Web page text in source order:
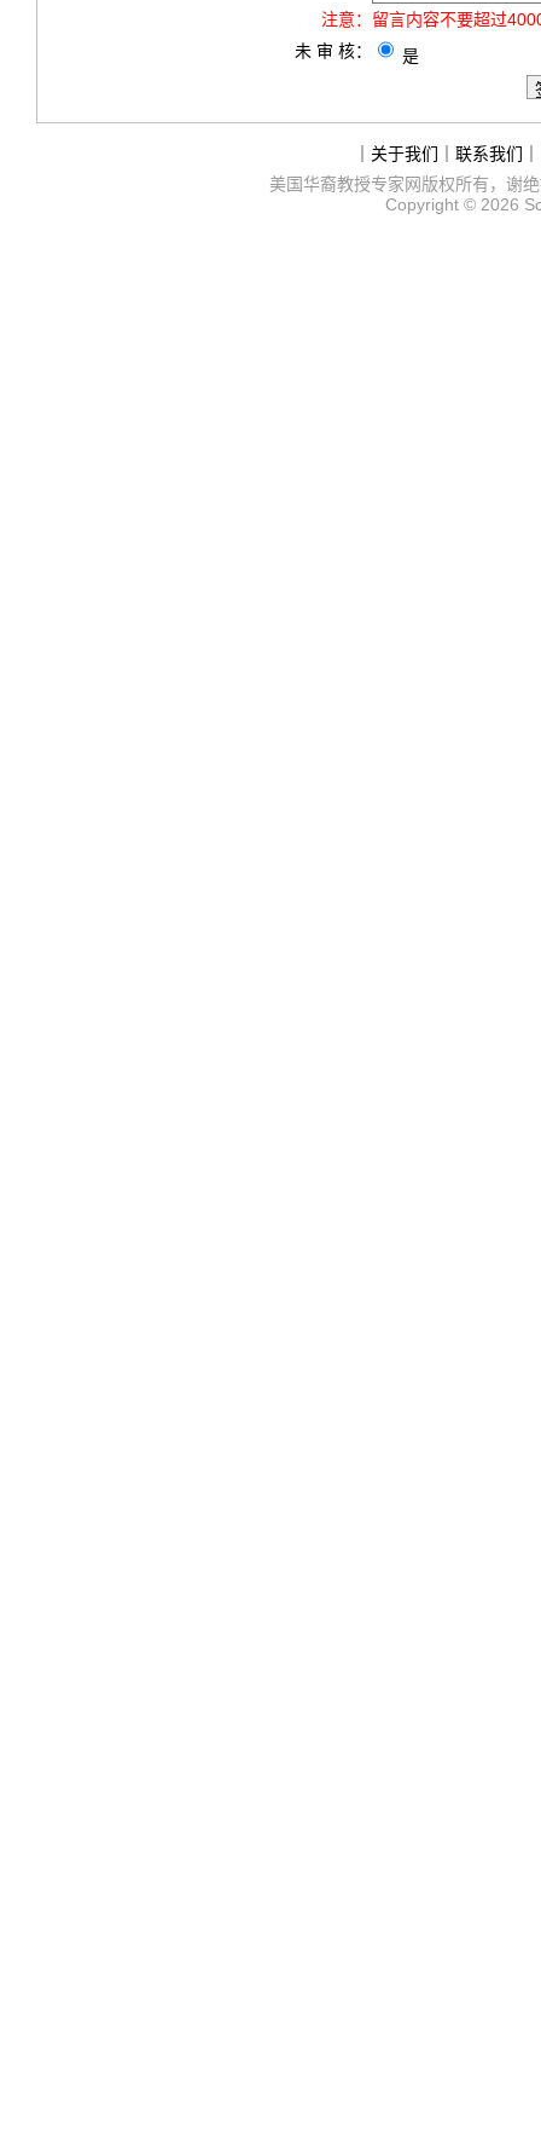
注意： 留言内容不要超过
未 审 核：
是
关于我们 联系我们
美国华裔教授专家网版权所有，谢
Copyright © 2026